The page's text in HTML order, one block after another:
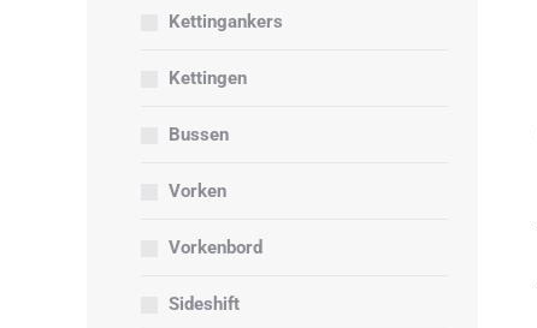
Kettingankers
Kettingen
Bussen
Vorken
Vorkenbord
Sideshift